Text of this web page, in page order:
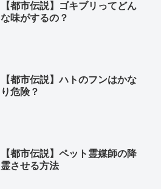
【都市伝説】ゴキブリってどん
な味がするの？
【都市伝説】ハトのフンはかな
り危険？
【都市伝説】ペット霊媒師の降
霊させる方法